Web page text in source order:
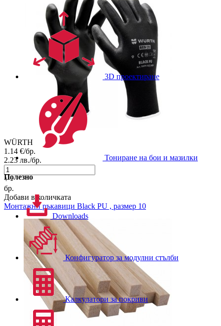
WÜRTH
1.14 €/бр.
2.23 лв./бр.
+ -
бр.
Добави в количката
Монтажни ръкавици Black PU , размер 10
3D проектиране
Тониране на бои и мазилки
Полезно
Downloads
Конфигуратор за модулни стълби
Калкулатори за покриви